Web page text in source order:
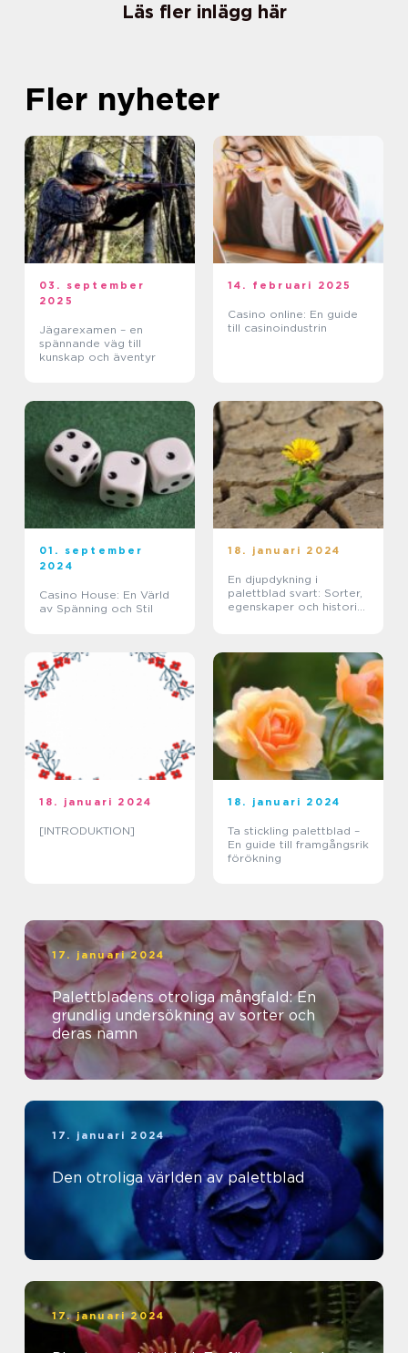
Läs fler inlägg här
Fler nyheter
03. september
2025
Jägarexamen – en
spännande väg till
kunskap och äventyr
14. februari 2025
Casino online: En guide
till casinoindustrin
01. september
2024
Casino House: En Värld
av Spänning och Stil
18. januari 2024
En djupdykning i
palettblad svart: Sorter,
egenskaper och historisk
18. januari 2024
[INTRODUKTION]
18. januari 2024
Ta stickling palettblad –
En guide till framgångsrik
förökning
17. januari 2024
Palettbladens otroliga mångfald: En
grundlig undersökning av sorter och
deras namn
17. januari 2024
Den otroliga världen av palettblad
17. januari 2024